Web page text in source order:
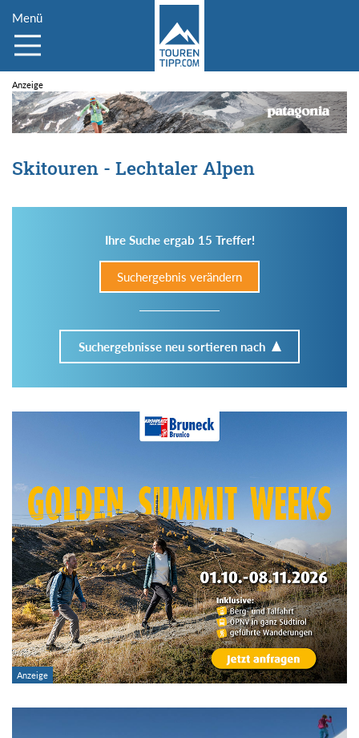
Menü
Skitouren - Lechtaler Alpen
Ihre Suche ergab 15 Treffer!
Suchergebnis verändern
Suchergebnisse neu sortieren nach
Im Tourenarchiv suchen
Region:
Gebirge:
Art der Tour: